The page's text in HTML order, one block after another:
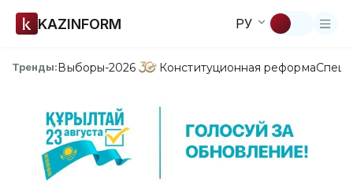
KAZINFORM РУ
Тренды:Выборы-2026 Конституционная реформа